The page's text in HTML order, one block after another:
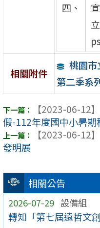
相關公告
2026-07-29 設備組
轉知「第七屆遠哲文
四、
相關附件
桃園市
第二季系
【2023-06-12】
假-112年度國中小暑期
【2023-06-12】
發明展